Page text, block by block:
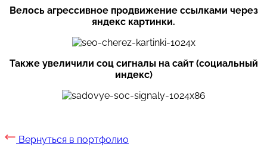
Велось агрессивное продвижение ссылками через
яндекс картинки.
Также увеличили соц сигналы на сайт (социальный
индекс)
Вернуться в портфолио